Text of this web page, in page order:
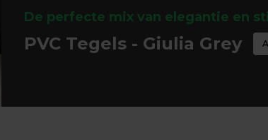
De perfecte mix van elegantie en
PVC Tegels - Giulia Grey